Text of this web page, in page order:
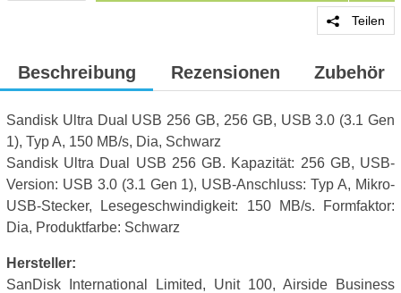
Teilen
Beschreibung Rezensionen Zubehör
Sandisk Ultra Dual USB 256 GB, 256 GB, USB 3.0 (3.1 Gen
1), Typ A, 150 MB/s, Dia, Schwarz
Sandisk Ultra Dual USB 256 GB. Kapazität: 256 GB, USB-
Version: USB 3.0 (3.1 Gen 1), USB-Anschluss: Typ A, Mikro-
USB-Stecker, Lesegeschwindigkeit: 150 MB/s. Formfaktor:
Dia, Produktfarbe: Schwarz
Hersteller:
SanDisk International Limited, Unit 100, Airside Business